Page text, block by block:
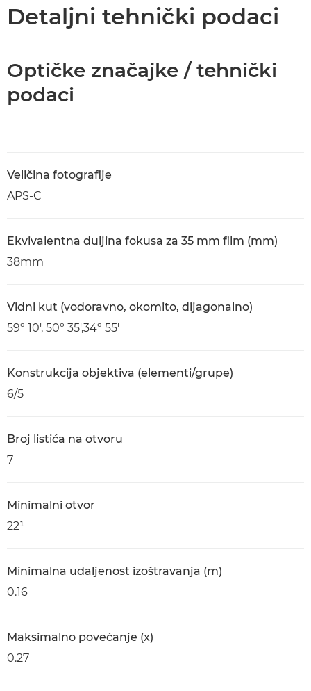
Detaljni tehnički podaci
Optičke značajke / tehnički
podaci
Veličina fotografije
APS-C
Ekvivalentna duljina fokusa za 35 mm film (mm)
38mm
Vidni kut (vodoravno, okomito, dijagonalno)
59º 10', 50º 35',34º 55'
Konstrukcija objektiva (elementi/grupe)
6/5
Broj listića na otvoru
7
Minimalni otvor
22¹
Minimalna udaljenost izoštravanja (m)
0.16
Maksimalno povećanje (x)
0.27